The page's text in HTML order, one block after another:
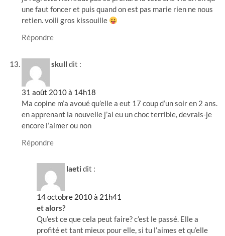
une faut foncer et puis quand on est pas marie rien ne nous
retien. voili gros kissouille
Répondre
skull dit :
31 août 2010 à 14h18
Ma copine m’a avoué qu’elle a eut 17 coup d’un soir en 2 ans.
en apprenant la nouvelle j’ai eu un choc terrible, devrais-je
encore l’aimer ou non
Répondre
laeti dit :
14 octobre 2010 à 21h41
et alors?
Qu’est ce que cela peut faire? c’est le passé. Elle a
profité et tant mieux pour elle, si tu l’aimes et qu’elle